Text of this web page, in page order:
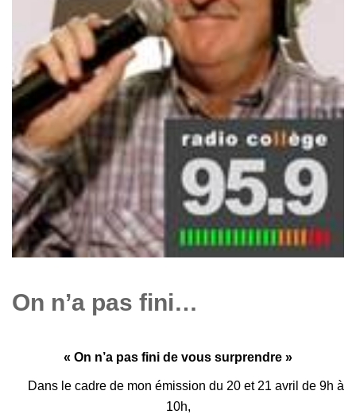
On n’a pas fini…
« On n’a pas fini de vous surprendre »
Dans le cadre de mon émission du 20 et 21 avril de 9h à
10h,